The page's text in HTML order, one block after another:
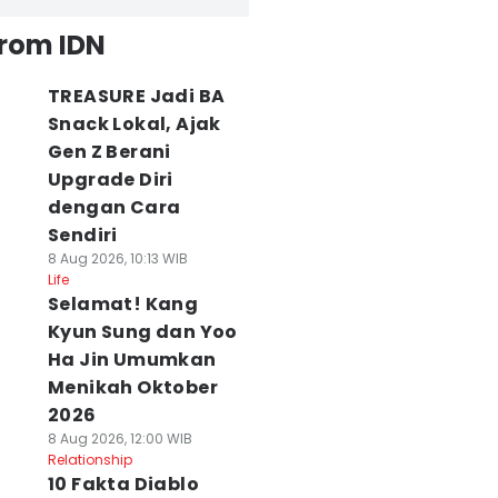
IDN
TREASURE Jadi BA
Snack Lokal, Ajak
Gen Z Berani
Upgrade Diri
dengan Cara
Sendiri
8 Aug 2026, 10:13 WIB
Life
Selamat! Kang
Kyun Sung dan Yoo
Ha Jin Umumkan
Menikah Oktober
2026
8 Aug 2026, 12:00 WIB
Relationship
10 Fakta Diablo